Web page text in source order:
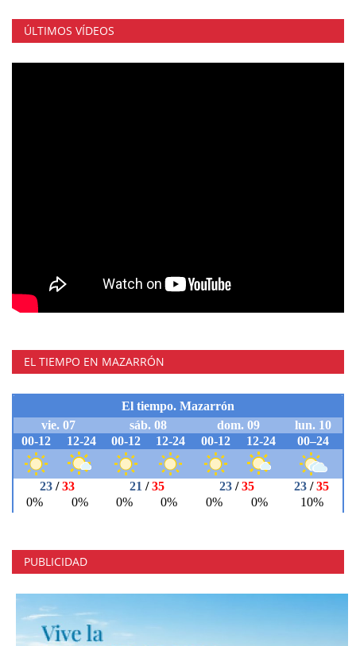
ÚLTIMOS VÍDEOS
EL TIEMPO EN MAZARRÓN
PUBLICIDAD